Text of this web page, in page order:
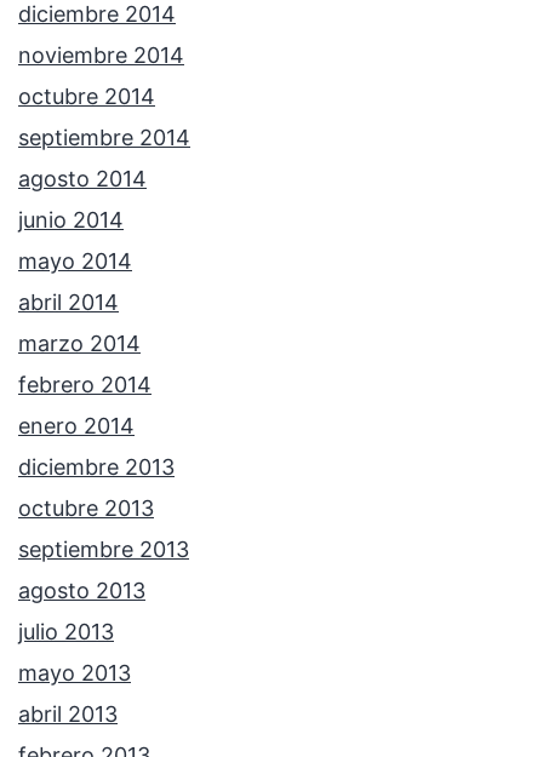
diciembre 2014
noviembre 2014
octubre 2014
septiembre 2014
agosto 2014
junio 2014
mayo 2014
abril 2014
marzo 2014
febrero 2014
enero 2014
diciembre 2013
octubre 2013
septiembre 2013
agosto 2013
julio 2013
mayo 2013
abril 2013